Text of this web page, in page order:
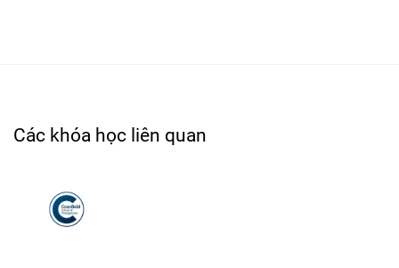
Các khóa học liên quan